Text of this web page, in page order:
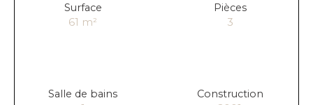
Surface
61 m²
Pièces
3
Salle de bains
Construction